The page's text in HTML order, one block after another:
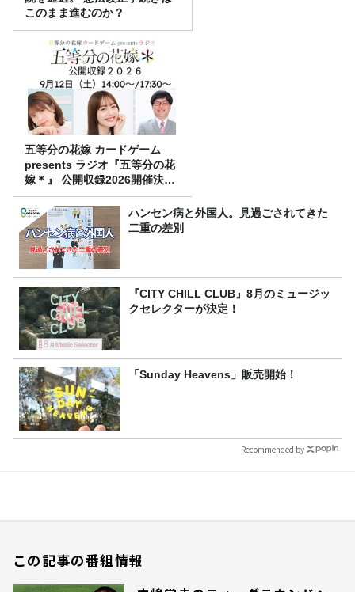
このまま進むのか？
五等分の花嫁 カードゲーム
presents ラジオ『五等分の花
嫁＊』 公開収録2026開催決
定！
ハンセン病と外国人。見過ごされてきた
二重の差別
『CITY CHILL CLUB』8月のミュージッ
クセレクターが決定！
「Sunday Heavens」販売開始！
Recommended by
この記事の番組情報